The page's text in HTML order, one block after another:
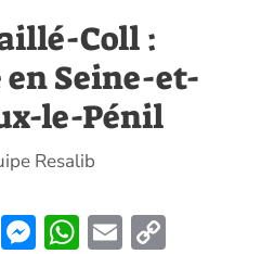
Coll :
Seine-et-
le-Pénil
Resalib
T M W E